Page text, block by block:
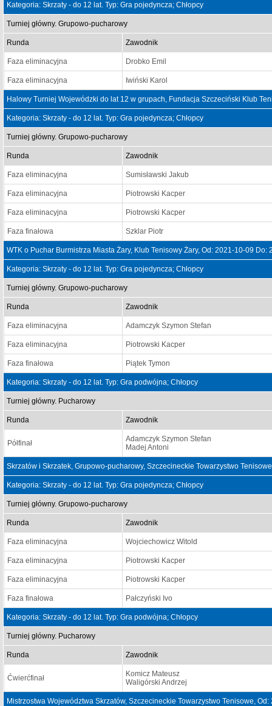
Kategoria: Skrzaty - do 12 lat. Typ: Gra pojedyncza; Chłopcy
Turniej główny. Grupowo-pucharowy
Runda Zawodnik
Faza eliminacyjna Drobko Emil
Faza eliminacyjna Iwiński Karol
Halowy Turniej Wojewódzki do lat 12 w grupach, Fundacja Szczeciński Klub
Kategoria: Skrzaty - do 12 lat. Typ: Gra pojedyncza; Chłopcy
Turniej główny. Grupowo-pucharowy
Runda Zawodnik
Faza eliminacyjna Sumisławski Jakub
Faza eliminacyjna Piotrowski Kacper
Faza eliminacyjna Piotrowski Kacper
Faza finałowa Szklar Piotr
WTK o Puchar Burmistrza Miasta Żary, Klub Tenisowy Żary, Od: 2021-10-09 Do:
Kategoria: Skrzaty - do 12 lat. Typ: Gra pojedyncza; Chłopcy
Turniej główny. Grupowo-pucharowy
Runda Zawodnik
Faza eliminacyjna Adamczyk Szymon Stefan
Faza eliminacyjna Piotrowski Kacper
Faza finałowa Piątek Tymon
Kategoria: Skrzaty - do 12 lat. Typ: Gra podwójna; Chłopcy
Turniej główny. Pucharowy
Runda Zawodnik
Półfinał
Adamczyk Szymon Stefan
Madej Antoni
Skrzatów i Skrzatek, Grupowo-pucharowy, Szczecineckie Towarzystwo
Kategoria: Skrzaty - do 12 lat. Typ: Gra pojedyncza; Chłopcy
Turniej główny. Grupowo-pucharowy
Runda Zawodnik
Faza eliminacyjna Wojciechowicz Witold
Faza eliminacyjna Piotrowski Kacper
Faza eliminacyjna Piotrowski Kacper
Faza finałowa Pałczyński Ivo
Kategoria: Skrzaty - do 12 lat. Typ: Gra podwójna; Chłopcy
Turniej główny. Pucharowy
Runda Zawodnik
Ćwierćfinał
Komicz Mateusz
Waligórski Andrzej
Mistrzostwa Województwa Skrzatów, Szczecineckie Towarzystwo Tenisowe,